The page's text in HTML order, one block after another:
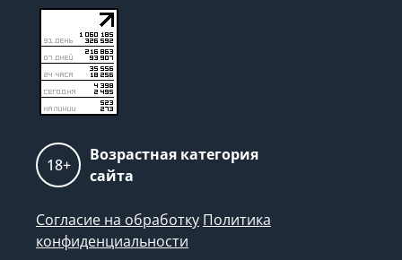
18+
Возрастная категория
сайта
Согласие на обработку Политика
конфиденциальности